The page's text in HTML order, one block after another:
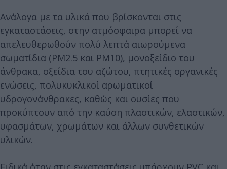
Ανάλογα με τα υλικά που βρίσκονται στις
εγκαταστάσεις, στην ατμόσφαιρα μπορεί να
απελευθερωθούν πολύ λεπτά αιωρούμενα
σωματίδια (PM2.5 και PM10), μονοξείδιο του
άνθρακα, οξείδια του αζώτου, πτητικές οργανικές
ενώσεις, πολυκυκλικοί αρωματικοί
υδρογονάνθρακες, καθώς και ουσίες που
προκύπτουν από την καύση πλαστικών, ελαστικών,
υφασμάτων, χρωμάτων και άλλων συνθετικών
υλικών.